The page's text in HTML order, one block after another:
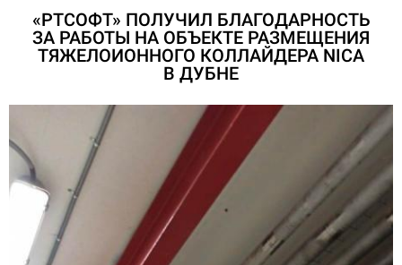
«РТСОФТ» ПОЛУЧИЛ БЛАГОДАРНОСТЬ
ЗА РАБОТЫ НА ОБЪЕКТЕ РАЗМЕЩЕНИЯ
ТЯЖЕЛОИОННОГО КОЛЛАЙДЕРА NICA
В ДУБНЕ